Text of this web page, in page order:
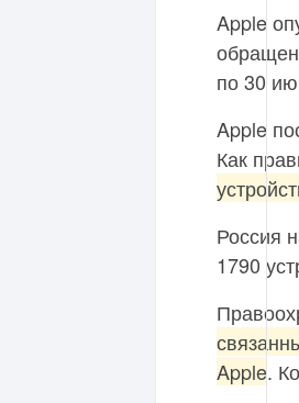
Apple
по 30
Apple
Как
Россия
1790
Apple.